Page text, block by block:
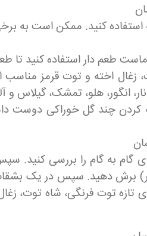
استفاده کنید. ممکن است به
طعم دار استفاده کنید تا
اخته و توت قرمز
انار، انگور، هلو، تمشک، گیلاس
کردن چند گل خوراکی دوست
به گام را بررسی کنید.
تازه توت فرنگی، شاه توت،